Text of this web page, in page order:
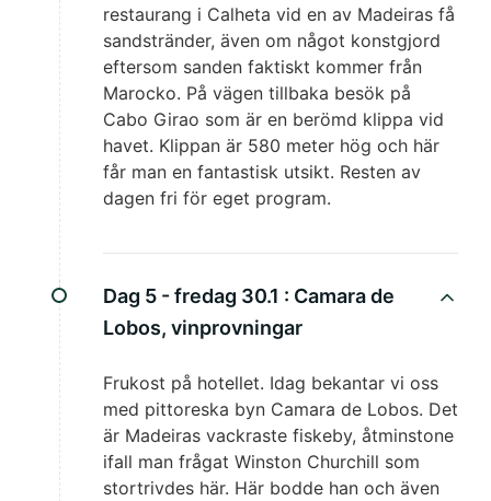
restaurang i Calheta vid en av Madeiras få
sandstränder, även om något konstgjord
eftersom sanden faktiskt kommer från
Marocko. På vägen tillbaka besök på
Cabo Girao som är en berömd klippa vid
havet. Klippan är 580 meter hög och här
får man en fantastisk utsikt. Resten av
dagen fri för eget program.
Dag 5 - fredag 30.1 : Camara de
Lobos, vinprovningar
Frukost på hotellet. Idag bekantar vi oss
med pittoreska byn Camara de Lobos. Det
är Madeiras vackraste fiskeby, åtminstone
ifall man frågat Winston Churchill som
stortrivdes här. Här bodde han och även